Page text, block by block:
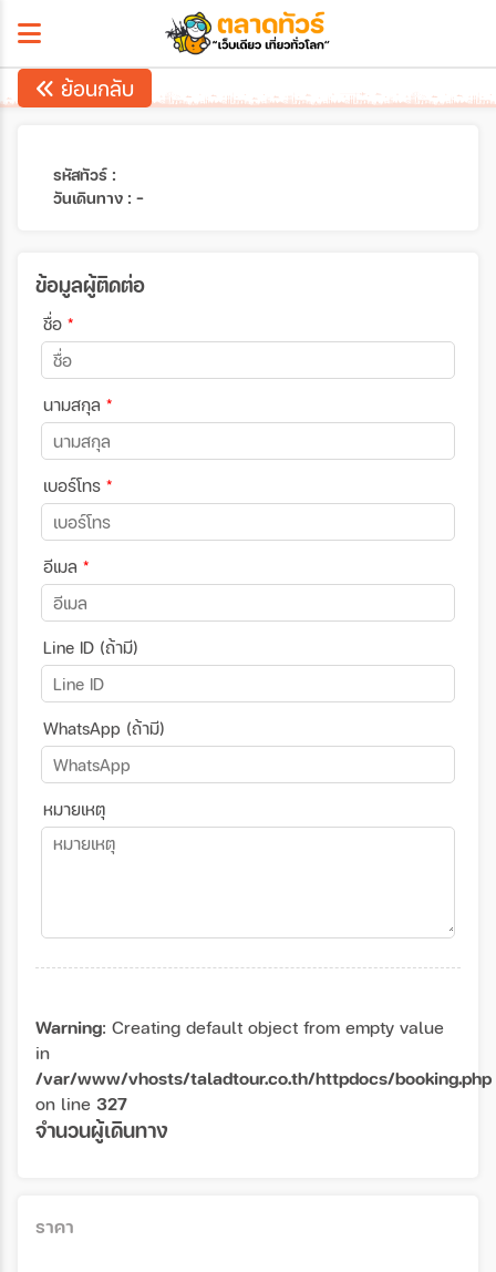
ย้อนกลับ
รหัสทัวร์ :
วันเดินทาง : -
ข้อมูลผู้ติดต่อ
ชื่อ *
นามสกุล *
เบอร์โทร *
อีเมล *
Line ID (ถ้ามี)
WhatsApp (ถ้ามี)
หมายเหตุ
Warning: Creating default object from empty value
in
/var/www/vhosts/taladtour.co.th/httpdocs/booking.php
on line 327
จำนวนผู้เดินทาง
ราคา